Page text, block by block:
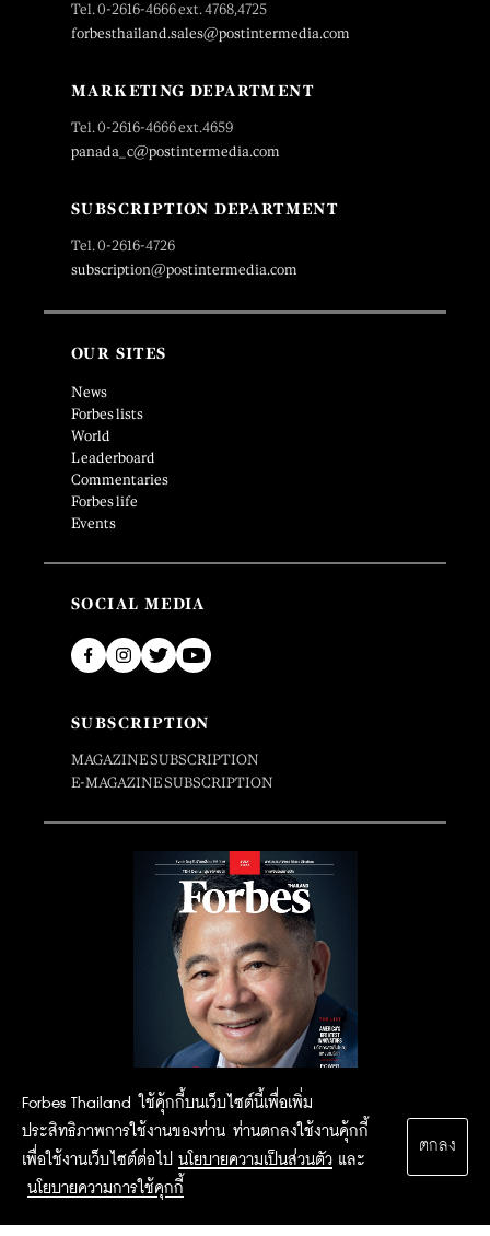
Forbes Thailand ใช้คุ้กกี้บนเว็บไซต์นี้เพื่อเพิ่ม
ประสิทธิภาพการใช้งานของท่าน ท่านตกลงใช้งานคุ้กกี้
เพื่อใช้งานเว็บไซต์ต่อไป นโยบายความเป็นส่วนตัว และ
นโยบายความการใช้คุกกี้
ตกลง
Tel. 0-2616-4666 ext. 4768,4725
forbesthailand.sales@postintermedia.com
MARKETING DEPARTMENT
Tel. 0-2616-4666 ext.4659
panada_c@postintermedia.com
SUBSCRIPTION DEPARTMENT
Tel. 0-2616-4726
subscription@postintermedia.com
OUR SITES
News
Forbes lists
World
Leaderboard
Commentaries
Forbes life
Events
SOCIAL MEDIA
SUBSCRIPTION
MAGAZINE SUBSCRIPTION
E-MAGAZINE SUBSCRIPTION
2015 Forbesthailand.com ALL RIGHTS RESERVED